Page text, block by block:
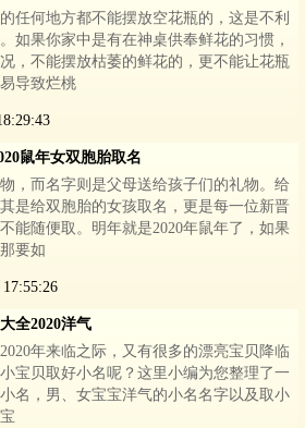
任何地方都不能摆放空花瓶的，这是不利
如果你家中是有在神桌供奉鲜花的习惯，
，不能摆放枯萎的鲜花的，更不能让花瓶
导致烂桃
鼠年女双胞胎取名
，而名字则是父母送给孩子们的礼物。给
是给双胞胎的女孩取名，更是每一位新晋
能随便取。明年就是2020年鼠年了，如果
要如
全2020洋气
年来临之际，又有很多的漂亮宝贝降临
宝贝取好小名呢？这里小编为您整理了一
名，男、女宝宝洋气的小名名字以及取小